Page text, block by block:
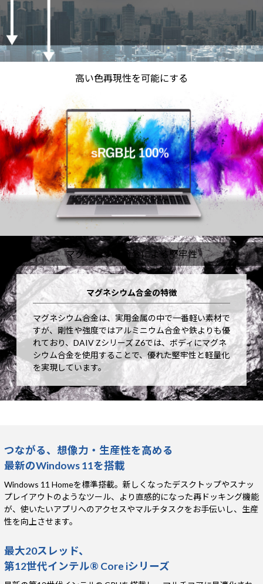
高い色再現性を可能にする
マグネシウム合金による堅牢性
マグネシウム合金の特徴
マグネシウム合金は、実用金属の中で一番軽い素材で
すが、剛性や強度ではアルミニウム合金や鉄よりも優
れており、DAIV Zシリーズ Z6では、ボディにマグネ
シウム合金を使用することで、優れた堅牢性と軽量化
を実現しています。
つながる、想像力・生産性を高める
最新のWindows 11を搭載
Windows 11 Homeを標準搭載。新しくなったデスクトップやスナッ
プレイアウトのようなツール、より直感的になった再ドッキング機能
が、使いたいアプリへのアクセスやマルチタスクをお手伝いし、生産
性を向上させます。
最大20スレッド、
第12世代インテル® Core iシリーズ